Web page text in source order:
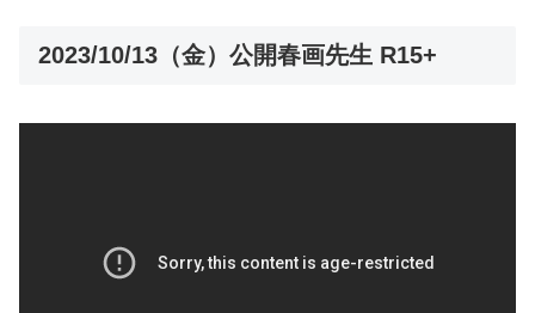
2023/10/13（金）公開春画先生 R15+